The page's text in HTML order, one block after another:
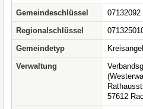
Gemeindeschlüssel
07132092
Regionalschlüssel
Gemeindetyp
Verwaltung
57612